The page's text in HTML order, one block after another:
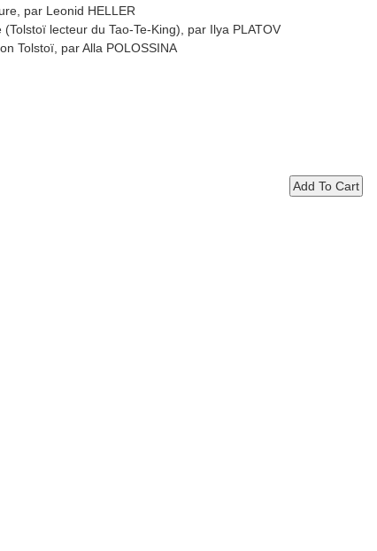
par Leonid HELLER
lecteur du Tao-Te-King), par Ilya PLATOV
Tolstoï, par Alla POLOSSINA